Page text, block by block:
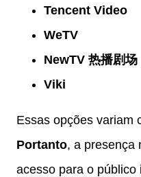
Tencent Video
WeTV
NewTV 热播剧
Viki
Essas opções variam
Portanto, a presença
acesso para o público